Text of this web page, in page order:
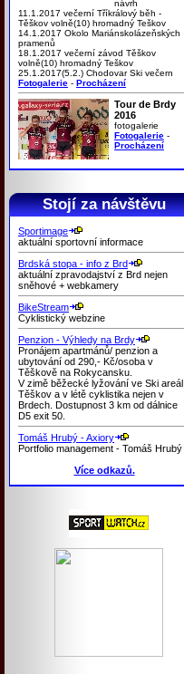
návrh
11.1.2017 večerní Tříkrálový běh -
Těškov volně(10) hromadný Teškov
14.1.2017 Okolo Mariánskolázeňských
pramenů
18.1.2017 večerní závod Těškov
volně(10) hromadný Teškov
25.1.2017(5.2.) Chodovar Ski večern
Fotogalerie - Procházení
Tour de Brdy
2016
fotogalerie
Fotogalerie -
Procházení
Stojí za návštěvu
Sportimage
aktuální sportovní informace
Brdská stopa - info z Brd
aktuální zpravodajství z Brd nejen
sněhové + webkamery
BikeStream
Cyklistický webzine
Penzion - Výhledy na Brdy
Pronájem apartmánů/ penzion a
ubytování od 290,- Kč/osoba v
Těškově na Rokycansku.
V zimě běžecké lyžování ve Ski areál
Těškov a v létě cyklistika nejen v
Brdech. Dostupnost 3 km od dálnice
D5 exit 50.
Tomáš Hrubý - Axiory
Portfolio management - Tomáš Hrubý
Více odkazů.